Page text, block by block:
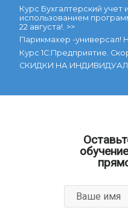
Все разделы (4)
Контакты
8 (917) 630 1175
Курс Бухгалтерский
использованием
22 августа!. >>
Парикмахер -универсал!
Курс 1С:Предприятие.
СКИДКИ НА
Ваше имя